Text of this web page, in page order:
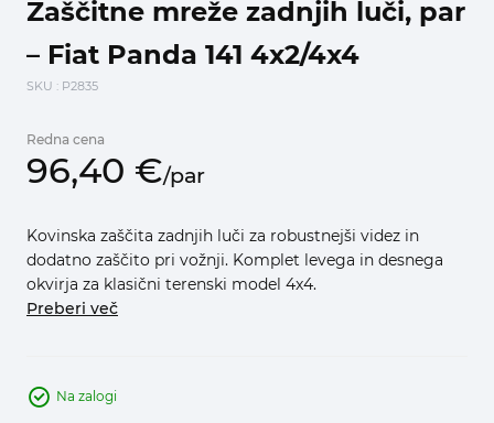
Zaščitne mreže zadnjih luči, par
– Fiat Panda 141 4x2/4x4
SKU : P2835
Redna cena
96,40 €/par
Kovinska zaščita zadnjih luči za robustnejši videz in
dodatno zaščito pri vožnji. Komplet levega in desnega
okvirja za klasični terenski model 4x4.
Preberi več
Na zalogi